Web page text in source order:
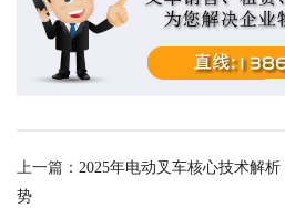
上一篇： 2025年电动叉车核心技术解
势